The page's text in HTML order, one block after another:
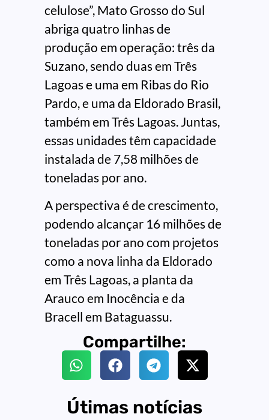
celulose”, Mato Grosso do Sul
abriga quatro linhas de
produção em operação: três da
Suzano, sendo duas em Três
Lagoas e uma em Ribas do Rio
Pardo, e uma da Eldorado Brasil,
também em Três Lagoas. Juntas,
essas unidades têm capacidade
instalada de 7,58 milhões de
toneladas por ano.
A perspectiva é de crescimento,
podendo alcançar 16 milhões de
toneladas por ano com projetos
como a nova linha da Eldorado
em Três Lagoas, a planta da
Arauco em Inocência e da
Bracell em Bataguassu.
Compartilhe:
Útimas notícias